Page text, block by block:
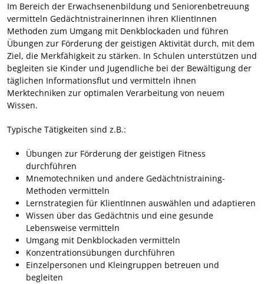
Im Bereich der Erwachsenenbildung und Seniorenbetreuung
vermitteln GedächtnistrainerInnen ihren KlientInnen
Methoden zum Umgang mit Denkblockaden und führen
Übungen zur Förderung der geistigen Aktivität durch, mit dem
Ziel, die Merkfähigkeit zu stärken. In Schulen unterstützen und
begleiten sie Kinder und Jugendliche bei der Bewältigung der
täglichen Informationsflut und vermitteln ihnen
Merktechniken zur optimalen Verarbeitung von neuem
Wissen.
Typische Tätigkeiten sind z.B.:
Übungen zur Förderung der geistigen Fitness
durchführen
Mnemotechniken und andere Gedächtnistraining-
Methoden vermitteln
Lernstrategien für KlientInnen auswählen und adaptieren
Wissen über das Gedächtnis und eine gesunde
Lebensweise vermitteln
Umgang mit Denkblockaden vermitteln
Konzentrationsübungen durchführen
Einzelpersonen und Kleingruppen betreuen und
begleiten